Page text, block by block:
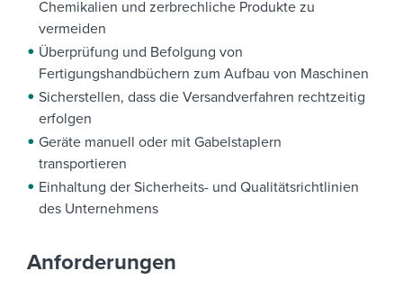
Chemikalien und zerbrechliche Produkte zu
vermeiden
Überprüfung und Befolgung von
Fertigungshandbüchern zum Aufbau von Maschinen
Sicherstellen, dass die Versandverfahren rechtzeitig
erfolgen
Geräte manuell oder mit Gabelstaplern
transportieren
Einhaltung der Sicherheits- und Qualitätsrichtlinien
des Unternehmens
Anforderungen